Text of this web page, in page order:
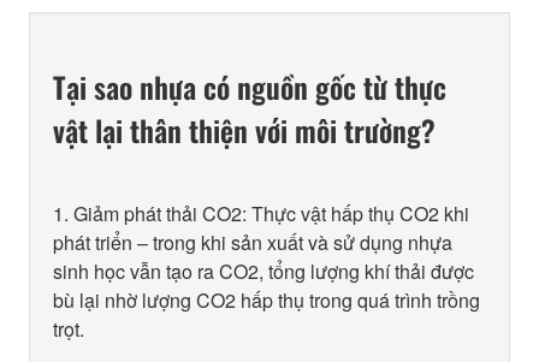
Tại sao nhựa có nguồn gốc từ thực
vật lại thân thiện với môi trường?
1. Giảm phát thải CO2: Thực vật hấp thụ CO2 khi
phát triển – trong khi sản xuất và sử dụng nhựa
sinh học vẫn tạo ra CO2, tổng lượng khí thải được
bù lại nhờ lượng CO2 hấp thụ trong quá trình trồng
trọt.